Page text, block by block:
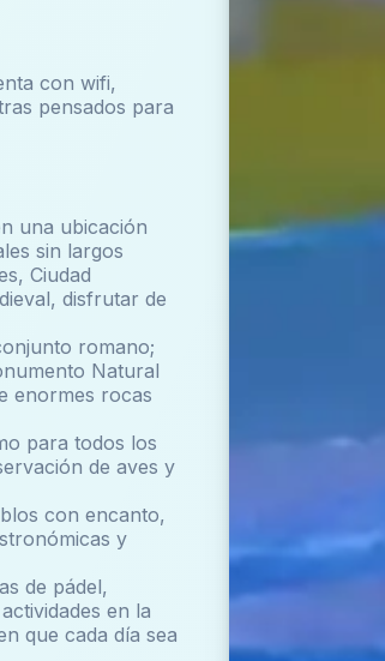
con wifi,
pensados para
una ubicación
sin largos
Ciudad
disfrutar de
romano;
Natural
enormes rocas
para todos los
de aves y
con encanto,
y
de pádel,
en la
que cada día sea